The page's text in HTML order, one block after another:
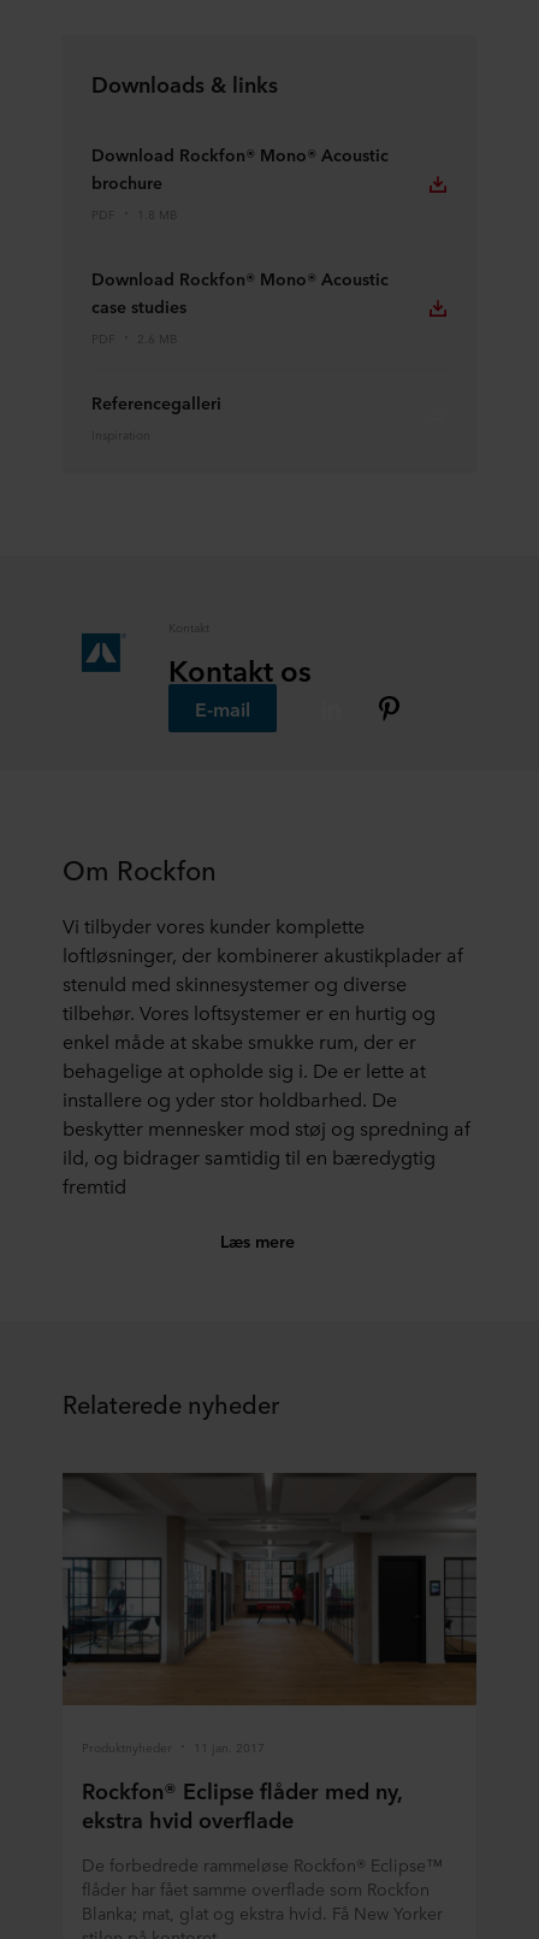
Downloads & links
Download Rockfon® Mono® Acoustic
brochure
PDF 1.8 MB
Download Rockfon® Mono® Acoustic
case studies
PDF 2.6 MB
Referencegalleri
Inspiration
Kontakt
Kontakt os
E-mail
Om Rockfon
Vi tilbyder vores kunder komplette
loftløsninger, der kombinerer akustikplader af
stenuld med skinnesystemer og diverse
tilbehør. Vores loftsystemer er en hurtig og
enkel måde at skabe smukke rum, der er
behagelige at opholde sig i. De er lette at
installere og yder stor holdbarhed. De
beskytter mennesker mod støj og spredning af
ild, og bidrager samtidig til en bæredygtig
fremtid
Læs mere
Relaterede nyheder
Produktnyheder 11 jan. 2017
Rockfon® Eclipse flåder med ny,
ekstra hvid overflade
De forbedrede rammeløse Rockfon® Eclipse™
flåder har fået samme overflade som Rockfon
Blanka; mat, glat og ekstra hvid. Få New Yorker